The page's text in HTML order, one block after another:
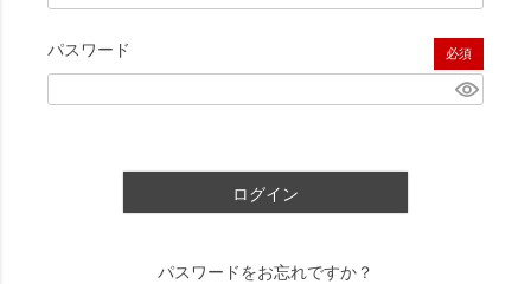
パスワード
(必須)
ログイン
パスワードをお忘れですか？